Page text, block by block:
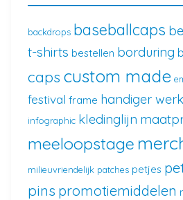
backdrops baseballcaps
t-shirts bestellen borduring
caps custom made
festival frame handiger
infographic kledinglijn
meeloopstage
milieuvriendelijk patches petjes
pins promotiemiddelen